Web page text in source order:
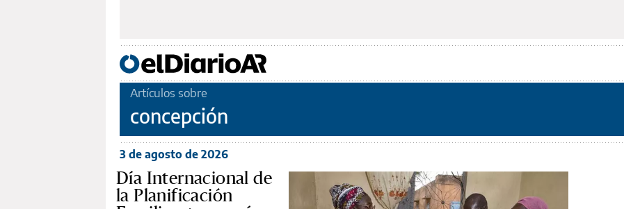
Artículos sobre
concepción
3 de agosto de 2026
Día Internacional de
la Planificación